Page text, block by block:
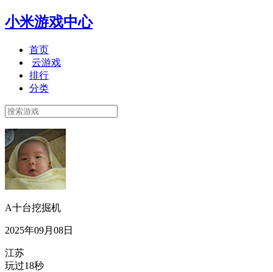
小米游戏中心
首页
云游戏
排行
分类
A十台挖掘机
2025年09月08日
江苏
玩过18秒